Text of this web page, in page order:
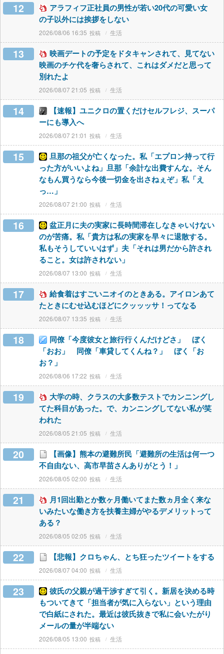
12
アラフィフ正社員の男性が若い20代の可愛い女
の子以外には挨拶をしない
2026/08/06 16:35 生活
13
映画デートの予定をドタキャンされて、見てない
映画のチケ代を奢らされて、これはダメだと思って
別れたよ
2026/08/07 21:05 生活
14
【速報】ユニクロの置くだけセルフレジ、スーパ
ーにも導入へ
2026/08/07 21:01 生活
15
旦那の祖父が亡くなった。私「エプロン持って行
った方がいいよね」旦那「余計な出費すんな。そん
なもん買うなら今後一切金を出さねぇぞ」私「え
っ…」
2026/08/07 21:00 生活
16
盆正月に夫の実家に長時間滞在しなきゃいけない
のが苦痛。私「貴方は私の実家を早々に退散する。
私もそうしていいはず」夫「それは男だから許され
ること。女は許されない」
2026/08/07 13:00 生活
17
給食着はすごいニオイのときある。アイロンあて
たときにむせ込むほどにクッッッサ！ってなる
2026/08/07 13:35 生活
18
同僚「今度彼女と旅行行くんだけどさ」 ぼく
「おお」 同僚「車貸してくんね？」 ぼく「お
お？」
2026/08/06 17:22 生活
19
大学の時、クラスの大多数テストでカンニングし
てた科目があった。で、カンニングしてない私が笑
われた
2026/08/05 21:05 生活
20
【画像】熊本の避難所民「避難所の生活は何一つ
不自由ない、高市早苗さんありがとう！」
2026/08/05 02:00 生活
21
月1回出勤とか数ヶ月働いてまた数ヵ月全く来な
いみたいな働き方を扶養主婦がやるデメリットって
ある？
2026/08/05 02:05 生活
22 【悲報】クロちゃん、とち狂ったツイートをする
2026/08/07 04:00 生活
23
彼氏の父親が過干渉すぎて引く。新居を決める時
もついてきて「担当者が気に入らない」という理由
で白紙にされた。最近は彼氏抜きで私に会いたがり
メールの量が半端ない
2026/08/05 13:00 生活